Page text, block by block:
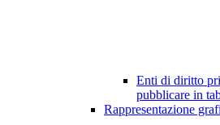
Enti di diritto
pubblicare in
Rappresentazione